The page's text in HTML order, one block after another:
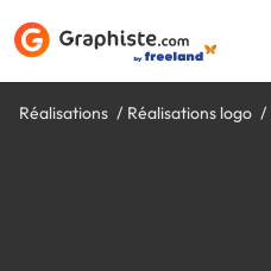
Réalisations Réalisations logo